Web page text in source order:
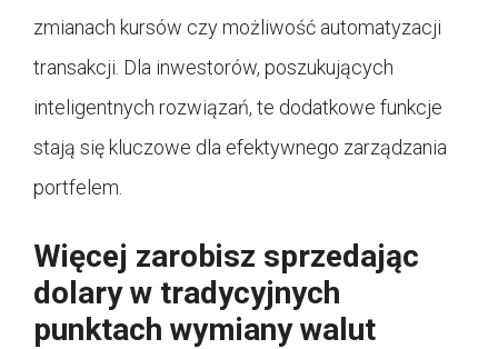
zmianach kursów czy możliwość automatyzacji
transakcji. Dla inwestorów, poszukujących
inteligentnych rozwiązań, te dodatkowe funkcje
stają się kluczowe dla efektywnego zarządzania
portfelem.
Więcej zarobisz sprzedając
dolary w tradycyjnych
punktach wymiany walut